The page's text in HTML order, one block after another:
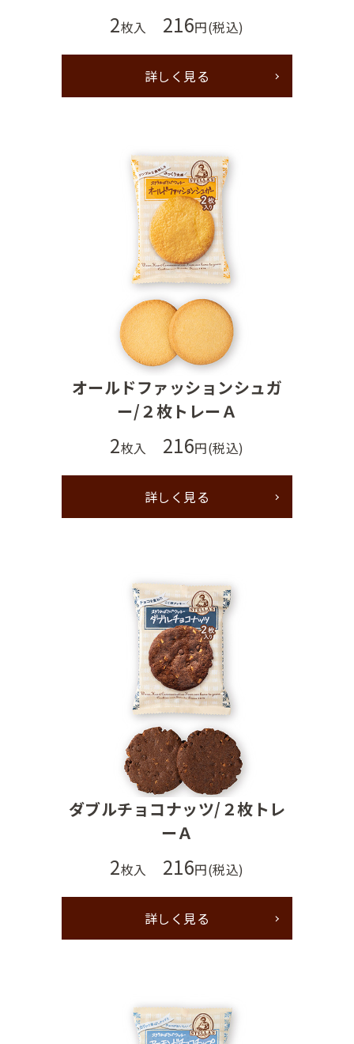
2枚入 216円(税込)
詳しく見る
オールドファッションシュガ
ー/２枚トレーＡ
2枚入 216円(税込)
詳しく見る
ダブルチョコナッツ/２枚トレ
ーＡ
2枚入 216円(税込)
詳しく見る